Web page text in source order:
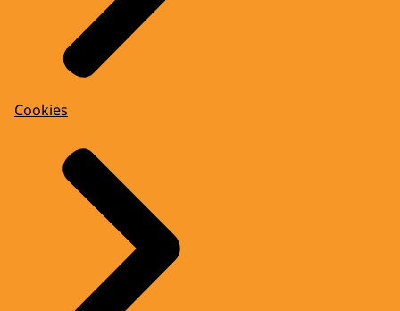
Cookies